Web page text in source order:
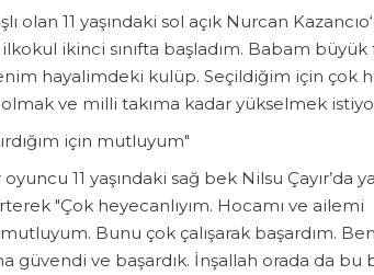
olan 11 yaşındaki sol açık Nurcan
ikinci sınıfta başladım. Babam
hayalimdeki kulüp. Seçildiğim için çok
olmak ve milli takıma kadar yükselmek
için mutluyum"
11 yaşındaki sağ bek Nilsu Çayır’da
"Çok heyecanlıyım. Hocamı ve ailemi
Bunu çok çalışarak başardım.
güvendi ve başardık. İnşallah orada da bu